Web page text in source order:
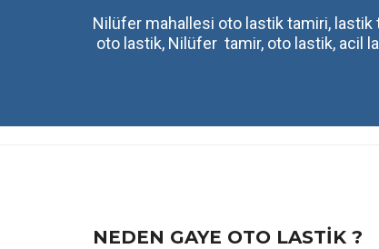
Nilüfer mahallesi oto lastik tamiri,
oto lastik, Nilüfer tamir, oto lastik, acil
NEDEN GAYE OTO LASTIK ?